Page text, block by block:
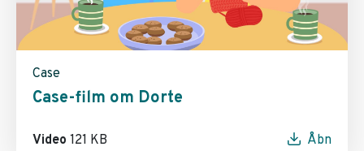
Case
Case-film om Dorte
Video 121 KB Åbn